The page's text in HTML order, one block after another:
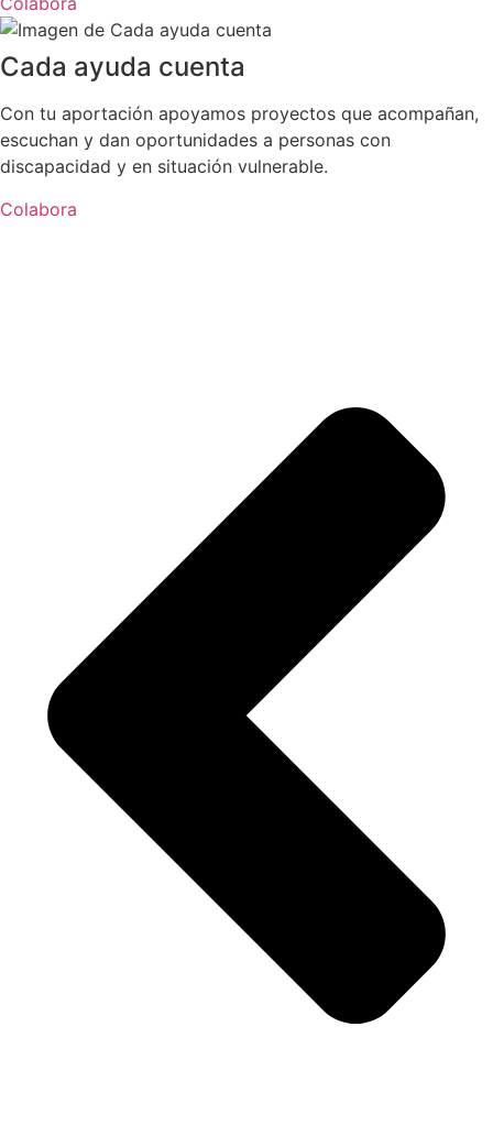
Cada ayuda cuenta
Con tu aportación apoyamos proyectos que acompañan,
escuchan y dan oportunidades a personas con
discapacidad y en situación vulnerable.
Colabora